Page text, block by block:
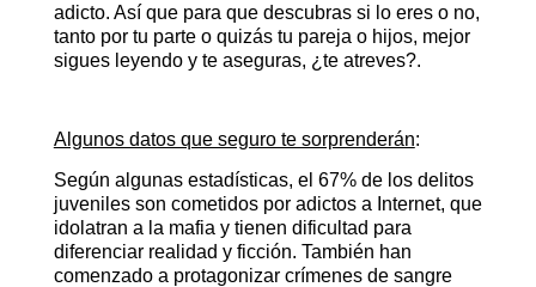
adicto. Así que para que descubras si lo eres o no,
tanto por tu parte o quizás tu pareja o hijos, mejor
sigues leyendo y te aseguras, ¿te atreves?.
Algunos datos que seguro te sorprenderán:
Según algunas estadísticas, el 67% de los delitos
juveniles son cometidos por adictos a Internet, que
idolatran a la mafia y tienen dificultad para
diferenciar realidad y ficción. También han
comenzado a protagonizar crímenes de sangre